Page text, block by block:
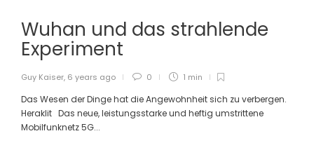
Wuhan und das strahlende
Experiment
Guy Kaiser, 6 years ago 0 1 min
Das Wesen der Dinge hat die Angewohnheit sich zu verbergen.
Heraklit Das neue, leistungsstarke und heftig umstrittene
Mobilfunknetz 5G...